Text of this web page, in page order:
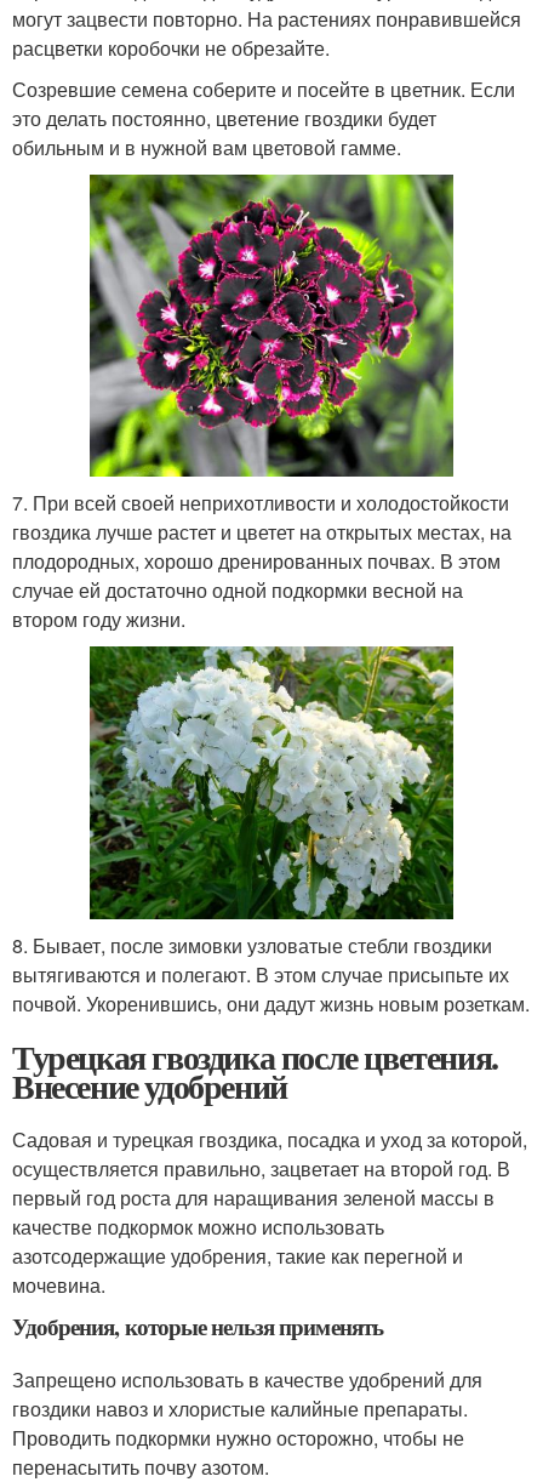
могут зацвести повторно. На растениях понравившейся
расцветки коробочки не обрезайте.
Созревшие семена соберите и посейте в цветник. Если
это делать постоянно, цветение гвоздики будет
обильным и в нужной вам цветовой гамме.
7. При всей своей неприхотливости и холодостойкости
гвоздика лучше растет и цветет на открытых местах, на
плодородных, хорошо дренированных почвах. В этом
случае ей достаточно одной подкормки весной на
втором году жизни.
8. Бывает, после зимовки узловатые стебли гвоздики
вытягиваются и полегают. В этом случае присыпьте их
почвой. Укоренившись, они дадут жизнь новым розеткам.
Турецкая гвоздика после цветения.
Внесение удобрений
Садовая и турецкая гвоздика, посадка и уход за которой,
осуществляется правильно, зацветает на второй год. В
первый год роста для наращивания зеленой массы в
качестве подкормок можно использовать
азотсодержащие удобрения, такие как перегной и
мочевина.
Удобрения, которые нельзя применять
Запрещено использовать в качестве удобрений для
гвоздики навоз и хлористые калийные препараты.
Проводить подкормки нужно осторожно, чтобы не
перенасытить почву азотом.